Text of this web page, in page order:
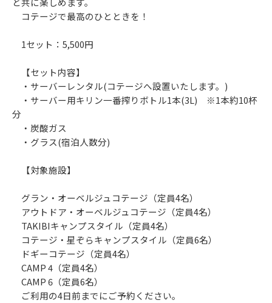
コテージで最高のひとときを！
1セット：5,500円
【セット内容】
・サーバーレンタル(コテージへ設置いたします。)
・サーバー用キリン一番搾りボトル1本(3L) ※1本約10杯
分
・炭酸ガス
・グラス(宿泊人数分)
【対象施設】
グラン・オーベルジュコテージ（定員4名）
アウトドア・オーベルジュコテージ（定員4名）
TAKIBIキャンプスタイル（定員4名）
コテージ・星ぞらキャンプスタイル（定員6名）
ドギーコテージ（定員4名）
CAMP 4（定員4名）
CAMP 6（定員6名）
ご利用の4日前までにご予約ください。